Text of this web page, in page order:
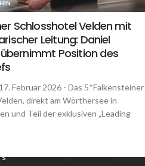
Schlosshotel Velden mit
Leitung: Daniel
Position des
Februar 2026 - Das 5*Falkensteiner
direkt am Wörthersee in
und Teil der exklusiven „Leading